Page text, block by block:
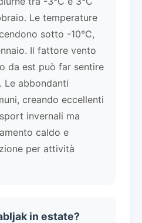
Le temperature
sotto -10°C,
Il fattore vento
da est può far sentire
Le abbondanti
creando eccellenti
invernali ma
caldo e
per attività
in estate?